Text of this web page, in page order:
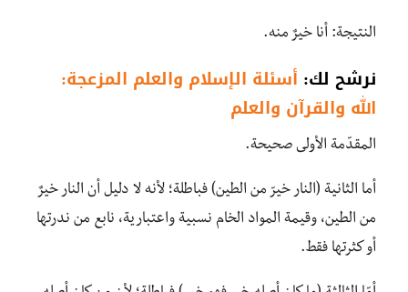
النتيجة: أنا خيرٌ منه.
نرشح لك: أسئلة الإسلام والعلم المزعجة:
الله والقرآن والعلم
المقدّمة الأولى صحيحة.
أما الثانية (النار خيرّ من الطين) فباطلة؛ لأنه لا دليل أن النار خيرٌ
من الطين، وقيمة المواد الخام نسبية واعتبارية، نابع من ندرتها
أو كثرتها فقط.